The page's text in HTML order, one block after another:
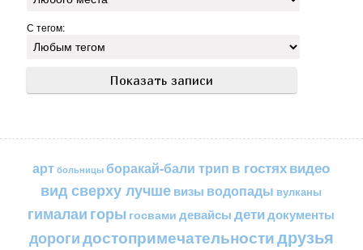
С тегом:
арт больницы боракай-бали трип в гостяхвидео
вид сверху лучшевизы водопады вулканы
гималаи горы госвами девайсы детидокументы
дорогидостопримечательностидрузья